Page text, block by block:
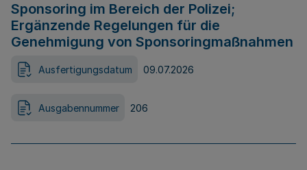
Sponsoring im Bereich der Polizei;
Ergänzende Regelungen für die
Genehmigung von Sponsoringmaßnahmen
Ausfertigungsdatum 09.07.2026
Ausgabennummer 206